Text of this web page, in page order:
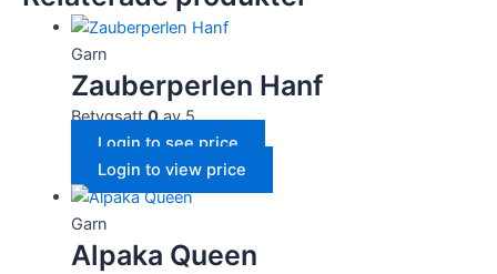
Garn
Zauberperlen Hanf
Betygsatt0av 5
Login to see price
Login to view price
Garn
Alpaka Queen